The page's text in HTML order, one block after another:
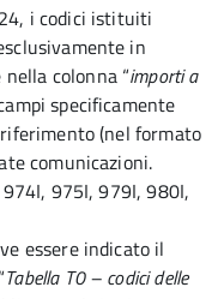
i codici istituiti
in
colonna “importi a
specificamente
(nel formato
comunicazioni.
975I, 979I, 980I,
essere indicato il
Tabella T0 – codici delle